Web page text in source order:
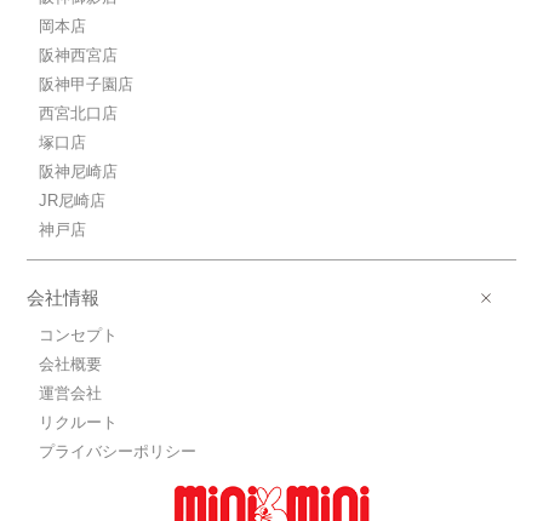
岡本店
阪神西宮店
阪神甲子園店
西宮北口店
塚口店
阪神尼崎店
JR尼崎店
神戸店
会社情報
コンセプト
会社概要
運営会社
リクルート
プライバシーポリシー